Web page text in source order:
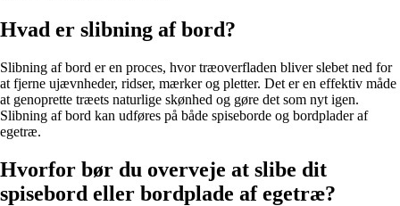
Hvad er slibning af bord?
Slibning af bord er en proces, hvor træoverfladen bliver slebet ned for
at fjerne ujævnheder, ridser, mærker og pletter. Det er en effektiv måde
at genoprette træets naturlige skønhed og gøre det som nyt igen.
Slibning af bord kan udføres på både spiseborde og bordplader af
egetræ.
Hvorfor bør du overveje at slibe dit
spisebord eller bordplade af egetræ?